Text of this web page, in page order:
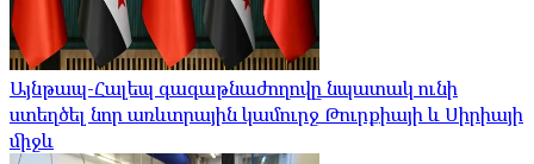
Այնթապ-Հալեպ գագաթնաժողովը նպատակ ունի
ստեղծել նոր առևտրային կամուրջ Թուրքիայի և Սիրիայի
միջև